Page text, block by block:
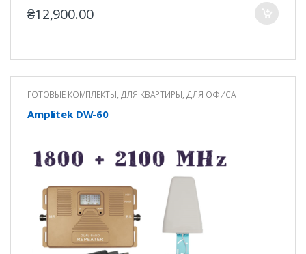
₴12,900.00
ГОТОВЫЕ КОМПЛЕКТЫ, ДЛЯ КВАРТИРЫ, ДЛЯ ОФИСА
Amplitek DW-60